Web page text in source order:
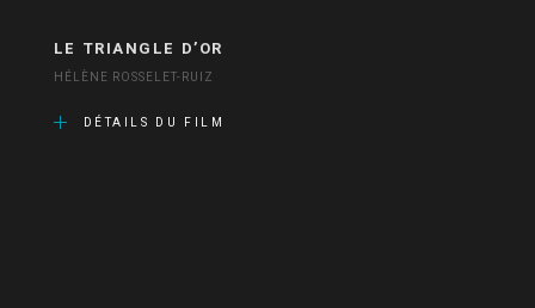
LE TRIANGLE D’OR
HÉLÈNE ROSSELET-RUIZ
DÉTAILS DU FILM